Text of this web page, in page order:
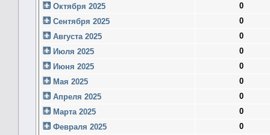
Октября 2025
0
Сентября 2025
0
Августа 2025
0
Июля 2025
0
Июня 2025
0
Мая 2025
0
Апреля 2025
0
Марта 2025
0
Февраля 2025
0